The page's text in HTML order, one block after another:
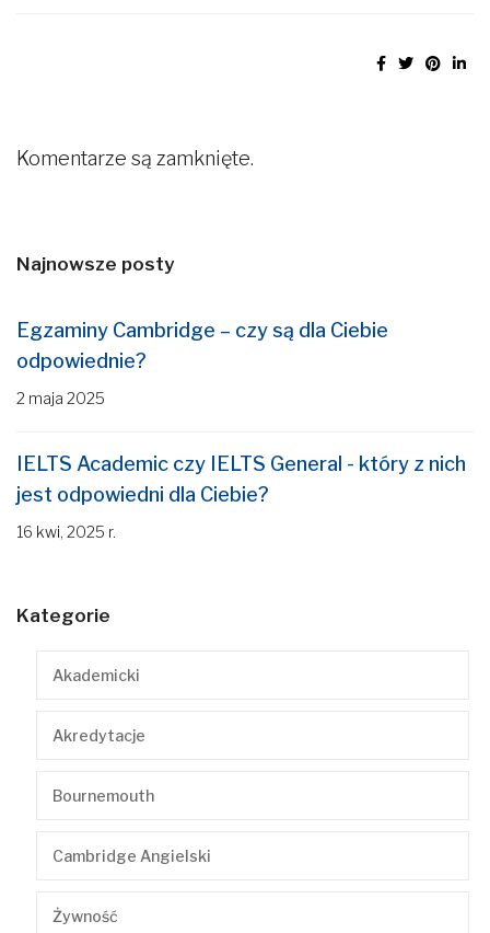
Komentarze są zamknięte.
Najnowsze posty
Egzaminy Cambridge – czy są dla Ciebie
odpowiednie?
2 maja 2025
IELTS Academic czy IELTS General - który z nich
jest odpowiedni dla Ciebie?
16 kwi, 2025 r.
Kategorie
Akademicki
Akredytacje
Bournemouth
Cambridge Angielski
Żywność